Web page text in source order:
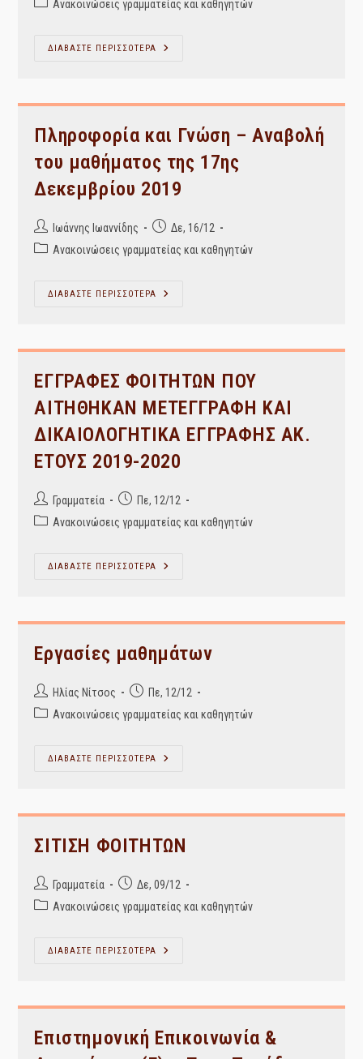
Ανακοινώσεις γραμματείας και καθηγητών
ΔΙΑΒΑΣΤΕ ΠΕΡΙΣΣΟΤΕΡΑ
Ταξινομικά
Ομάδα
Τετάρτης
18
Πληροφορία και Γνώση – Αναβολή
του μαθήματος της 17ης
Δεκεμβρίου 2019
Post
author:
Ιωάννης Ιωαννίδης
Post
published:
Δε, 16/12
PostΑνακοινώσεις γραμματείας και καθηγητών
ΔΙΑΒΑΣΤΕ ΠΕΡΙΣΣΟΤΕΡΑ
Πληροφορία
Του
Της
17ης
2019
ΕΓΓΡΑΦΕΣ ΦΟΙΤΗΤΩΝ ΠΟΥ
ΑΙΤΗΘΗΚΑΝ ΜΕΤΕΓΓΡΑΦΗ ΚΑΙ
ΔΙΚΑΙΟΛΟΓΗΤΙΚΑ ΕΓΓΡΑΦΗΣ ΑΚ.
ΕΤΟΥΣ 2019-2020
Post
author:
Γραμματεία
PostΠε, 12/12
PostΑνακοινώσεις γραμματείας και καθηγητών
ΔΙΑΒΑΣΤΕ ΠΕΡΙΣΣΟΤΕΡΑ
ΕΓΓΡΑΦΕΣ
ΚΑΙ
ΕΓΓΡΑΦΗΣ
ΑΚ.
2020
Εργασίες μαθημάτων
Post
author:
Ηλίας Νίτσος
Post
published:
Πε, 12/12
PostΑνακοινώσεις γραμματείας και καθηγητών
ΔΙΑΒΑΣΤΕ ΠΕΡΙΣΣΟΤΕΡΑ
Εργασίες
ΣΙΤΙΣΗ ΦΟΙΤΗΤΩΝ
Post
author:
Γραμματεία
PostΔε, 09/12
PostΑνακοινώσεις γραμματείας και καθηγητών
ΔΙΑΒΑΣΤΕ ΠΕΡΙΣΣΟΤΕΡΑ
ΣΙΤΙΣΗ
Επιστημονική Επικοινωνία &